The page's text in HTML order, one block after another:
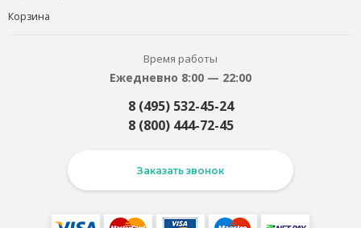
Корзина
Время работы
Ежедневно 8:00 — 22:00
8 (495) 532-45-24
8 (800) 444-72-45
Заказать звонок